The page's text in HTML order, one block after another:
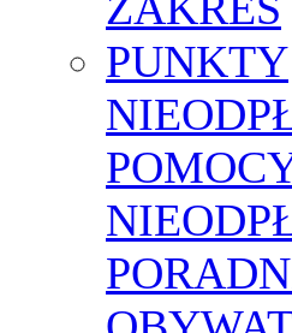
PUNKTY